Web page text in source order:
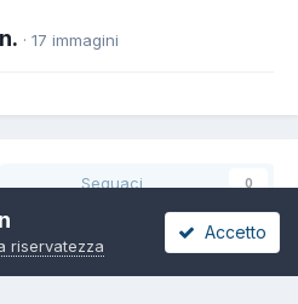
· 17 immagini
Seguaci 0
riservatezza
Accetto